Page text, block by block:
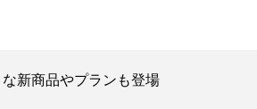
新商品やプランも登場